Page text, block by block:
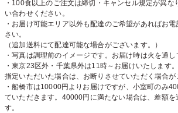
・100食以上のご注文は締切・キャンセル規定が異な
い合わせください。
・お届け可能エリア以外も配達のご希望があればお
さい。
（追加送料にて配達可能な場合がございます。）
・写真は調理前のイメージです。お届け時は火を通し
・東京23区外・千葉県外は11時～お届けいたします
指定いただいた場合は、お断りさせていただく場合が
・船橋市は10000円よりお届けですが、小室町のみ
ていただきます。40000円に満たない場合は、差額を
す。